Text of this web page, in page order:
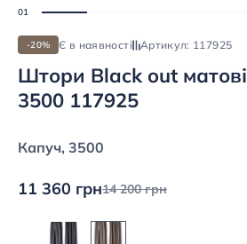
-20% Є в наявності Артикул: 117925
Штори Black out
3500 117925
Капуч, 3500
11 360 грн14 200 грн